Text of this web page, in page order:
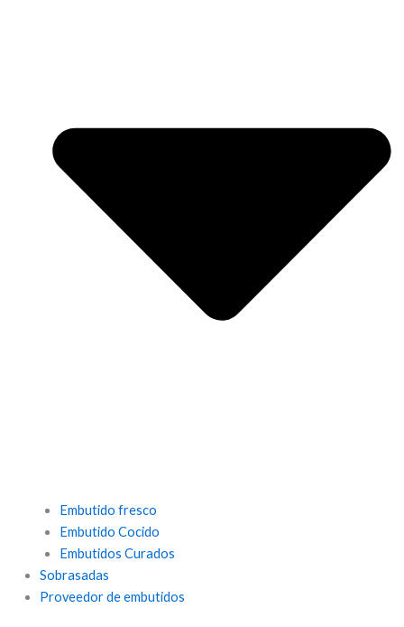
Embutido fresco
Embutido Cocido
Embutidos Curados
Sobrasadas
Proveedor de embutidos